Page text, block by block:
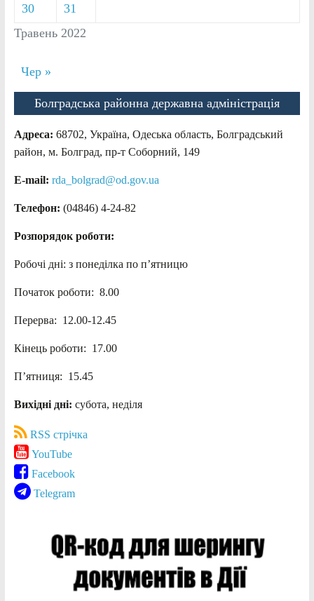
Травень 2022
30 31
Чер »
Болградська районна державна адміністрація
Адреса: 68702, Україна, Одеська область, Болградський
район, м. Болград, пр-т Соборний, 149
E-mail: rda_bolgrad@od.gov.ua
Телефон: (04846) 4-24-82
Розпорядок роботи:
Робочі дні: з понеділка по п’ятницю
Початок роботи: 8.00
Перерва: 12.00-12.45
Кінець роботи: 17.00
П’ятниця: 15.45
Вихідні дні: субота, неділя
RSS стрічка
YouTube
Facebook
Telegram